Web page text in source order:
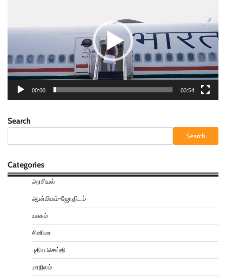
00:00 03:54
Search
Search
Categories
அரசியல்
ஆன்மிகம்-ஜோதிடம்
உலகம்
சினிமா
புதிய செய்தி
மாநிலம்